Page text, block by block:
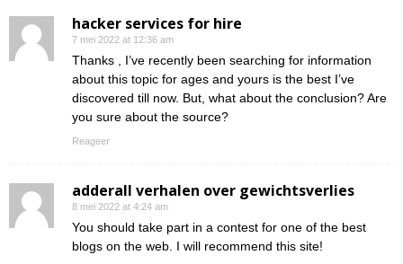
hacker services for hire
7 mei 2022 at 12:36 am
Thanks , I’ve recently been searching for information
about this topic for ages and yours is the best I’ve
discovered till now. But, what about the conclusion? Are
you sure about the source?
Reageer
adderall verhalen over gewichtsverlies
8 mei 2022 at 4:24 am
You should take part in a contest for one of the best
blogs on the web. I will recommend this site!